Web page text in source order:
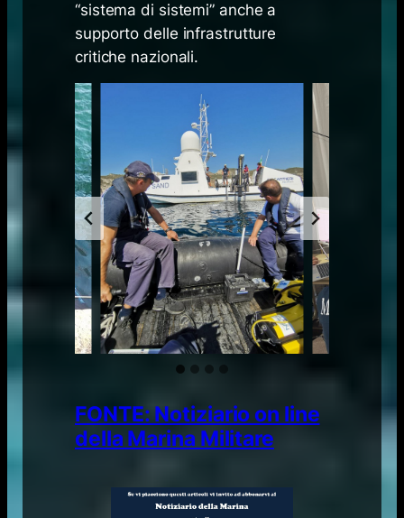
“sistema di sistemi” anche a
supporto delle infrastrutture
critiche nazionali.
FONTE: Notiziario on line
della Marina Militare